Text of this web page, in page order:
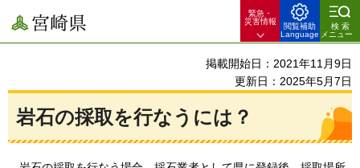
宮崎県
緊急・
災害情報
閲覧補助
Language
検索
メニュー
掲載開始日：2021年11月9日
更新日：2025年5月7日
岩石の採取を行なうには？